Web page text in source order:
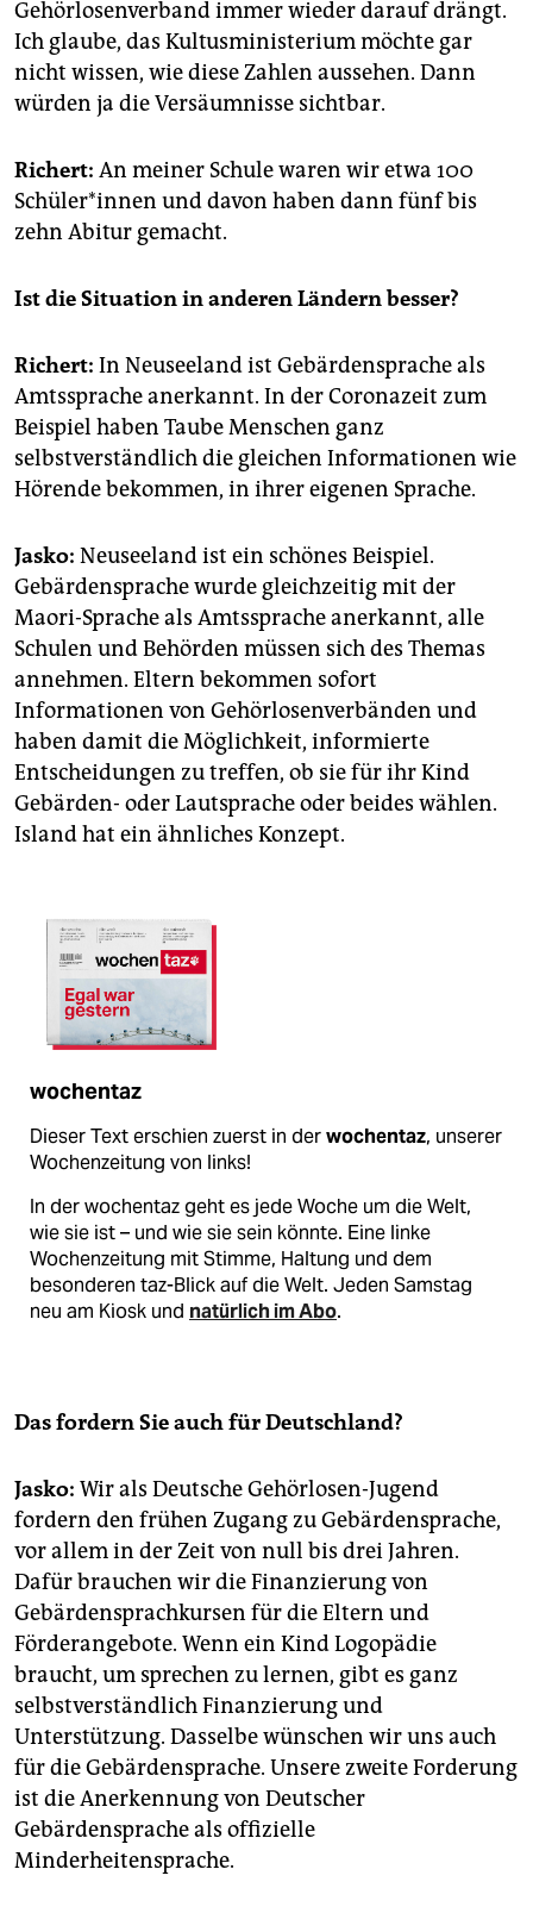
Gehörlosenverband immer wieder darauf drängt.
Ich glaube, das Kultusministerium möchte gar
nicht wissen, wie diese Zahlen aussehen. Dann
würden ja die Versäumnisse sichtbar.
Richert: An meiner Schule waren wir etwa 100
Schü­le­r*in­nen und davon haben dann fünf bis
zehn Abitur gemacht.
Ist die Situation in anderen Ländern besser?
Richert: In Neuseeland ist Gebärdensprache als
Amtssprache anerkannt. In der Coronazeit zum
Beispiel haben Taube Menschen ganz
selbstverständlich die gleichen Informationen wie
Hörende bekommen, in ihrer eigenen Sprache.
Jasko: Neuseeland ist ein schönes Beispiel.
Gebärdensprache wurde gleichzeitig mit der
Maori-Sprache als Amtssprache anerkannt, alle
Schulen und Behörden müssen sich des Themas
annehmen. Eltern bekommen sofort
Informationen von Gehörlosenverbänden und
haben damit die Möglichkeit, informierte
Entscheidungen zu treffen, ob sie für ihr Kind
Gebärden- oder Lautsprache oder beides wählen.
Island hat ein ähnliches Konzept.
wochentaz
Dieser Text erschien zuerst in derwochentaz, unserer
Wochenzeitung von links!
In der wochentaz geht es jede Woche um die Welt,
wie sie ist – und wie sie sein könnte. Eine linke
Wochenzeitung mit Stimme, Haltung und dem
besonderen taz-Blick auf die Welt. Jeden Samstag
neu am Kiosk und natürlich im Abo.
Das fordern Sie auch für Deutschland?
Jasko: Wir als Deutsche Gehörlosen-Jugend
fordern den frühen Zugang zu Gebärdensprache,
vor allem in der Zeit von null bis drei Jahren.
Dafür brauchen wir die Finanzierung von
Gebärdensprachkursen für die Eltern und
Förderangebote. Wenn ein Kind Logopädie
braucht, um sprechen zu lernen, gibt es ganz
selbstverständlich Finanzierung und
Unterstützung. Dasselbe wünschen wir uns auch
für die Gebärdensprache. Unsere zweite Forderung
ist die Anerkennung von Deutscher
Gebärdensprache als offizielle
Minderheitensprache.